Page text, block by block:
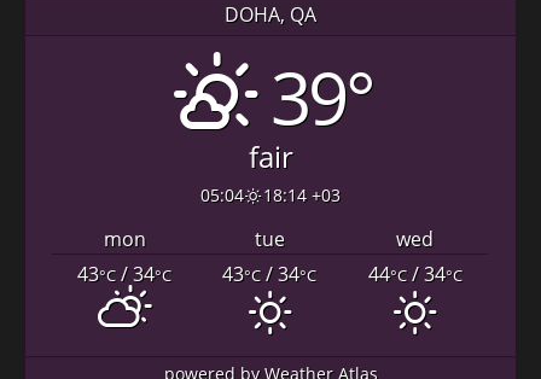
DOHA, QA
39°
fair
05:04 18:14 +03
mon tue
wed
43°C/ 34°C 43°C/ 34°C 44°C/ 34°C
powered byWeather Atlas